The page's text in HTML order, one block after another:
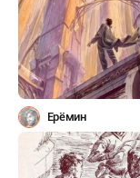
Ерёмин